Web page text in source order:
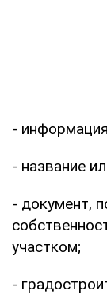
-
- название
- документ,
участком;
-